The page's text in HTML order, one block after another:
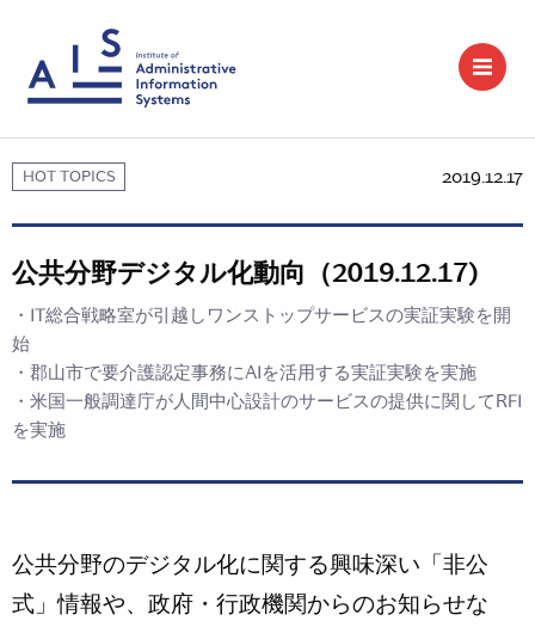
HOT TOPICS 2019.12.17
公共分野デジタル化動向（2019.12.17)
・IT総合戦略室が引越しワンストップサービスの実証実験を開
始
・郡山市で要介護認定事務にAIを活用する実証実験を実施
・米国一般調達庁が人間中心設計のサービスの提供に関してRFI
を実施
公共分野のデジタル化に関する興味深い「非公
式」情報や、政府・行政機関からのお知らせな